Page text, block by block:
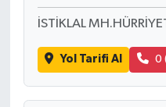
İSTİKLAL
Yol Tarifi Al 0